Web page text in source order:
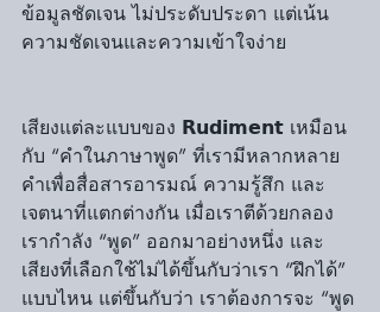
ข้อมูลชัดเจน ไม่ประดับประดา แต่เน้น
ความชัดเจนและความเข้าใจง่าย
เสียงแต่ละแบบของ 𝗥𝘂𝗱𝗶𝗺𝗲𝗻𝘁 เหมือน
กับ “คำในภาษาพูด” ที่เรามีหลากหลาย
คำเพื่อสื่อสารอารมณ์ ความรู้สึก และ
เจตนาที่แตกต่างกัน เมื่อเราตีด้วยกลอง
เรากำลัง “พูด” ออกมาอย่างหนึ่ง และ
เสียงที่เลือกใช้ไม่ได้ขึ้นกับว่าเรา “ฝึกได้”
แบบไหน แต่ขึ้นกับว่า เราต้องการจะ “พูด